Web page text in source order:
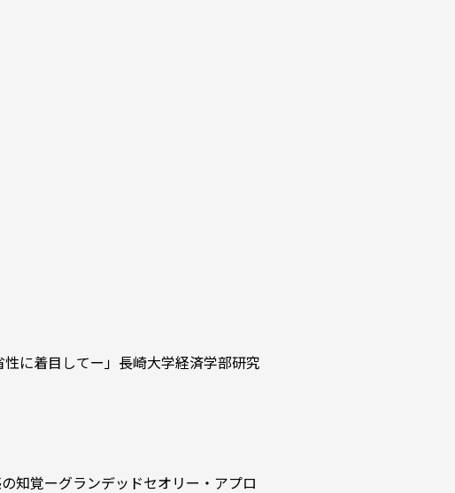
に着目してー」長崎大学経済学部研究
知覚ーグランデッドセオリー・アプロ